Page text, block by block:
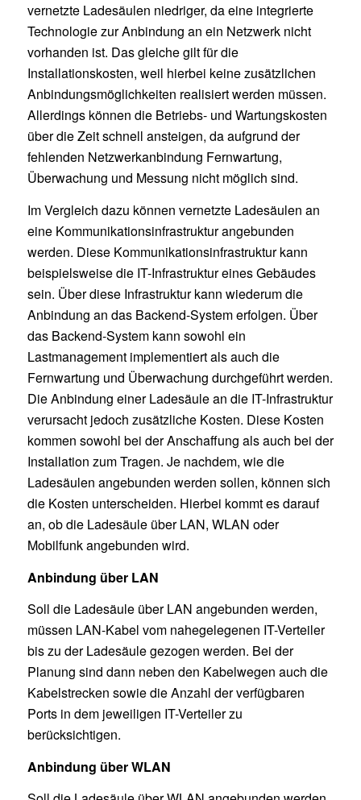
vernetzte Ladesäulen niedriger, da eine integrierte
Technologie zur Anbindung an ein Netzwerk nicht
vorhanden ist. Das gleiche gilt für die
Installationskosten, weil hierbei keine zusätzlichen
Anbindungsmöglichkeiten realisiert werden müssen.
Allerdings können die Betriebs- und Wartungskosten
über die Zeit schnell ansteigen, da aufgrund der
fehlenden Netzwerkanbindung Fernwartung,
Überwachung und Messung nicht möglich sind.
Im Vergleich dazu können vernetzte Ladesäulen an
eine Kommunikationsinfrastruktur angebunden
werden. Diese Kommunikationsinfrastruktur kann
beispielsweise die IT-Infrastruktur eines Gebäudes
sein. Über diese Infrastruktur kann wiederum die
Anbindung an das Backend-System erfolgen. Über
das Backend-System kann sowohl ein
Lastmanagement implementiert als auch die
Fernwartung und Überwachung durchgeführt werden.
Die Anbindung einer Ladesäule an die IT-Infrastruktur
verursacht jedoch zusätzliche Kosten. Diese Kosten
kommen sowohl bei der Anschaffung als auch bei der
Installation zum Tragen. Je nachdem, wie die
Ladesäulen angebunden werden sollen, können sich
die Kosten unterscheiden. Hierbei kommt es darauf
an, ob die Ladesäule über LAN, WLAN oder
Mobilfunk angebunden wird.
Anbindung über LAN
Soll die Ladesäule über LAN angebunden werden,
müssen LAN-Kabel vom nahegelegenen IT-Verteiler
bis zu der Ladesäule gezogen werden. Bei der
Planung sind dann neben den Kabelwegen auch die
Kabelstrecken sowie die Anzahl der verfügbaren
Ports in dem jeweiligen IT-Verteiler zu
berücksichtigen.
Anbindung über WLAN